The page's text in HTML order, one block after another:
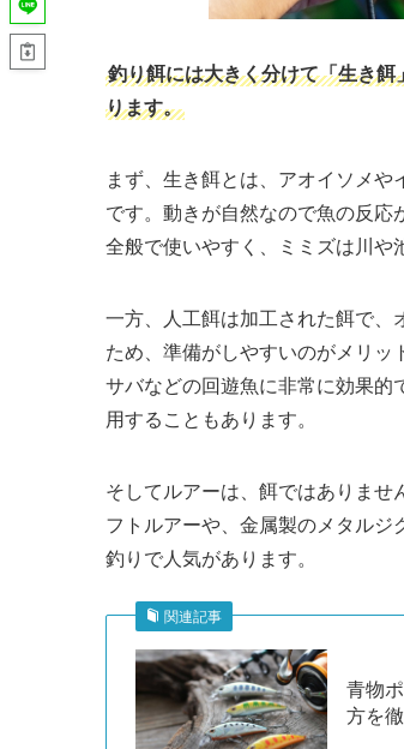
釣り餌には大きく分けて「生き
ります。
まず、生き餌とは、アオイソメ
です。動きが自然なので魚の反応
全般で使いやすく、ミミズは川や
一方、人工餌は加工された餌で、
ため、準備がしやすいのがメリ
サバなどの回遊魚に非常に効果的
用することもあります。
そしてルアーは、餌ではありませ
フトルアーや、金属製のメタルジ
釣りで人気があります。
関連記事
青物
方を